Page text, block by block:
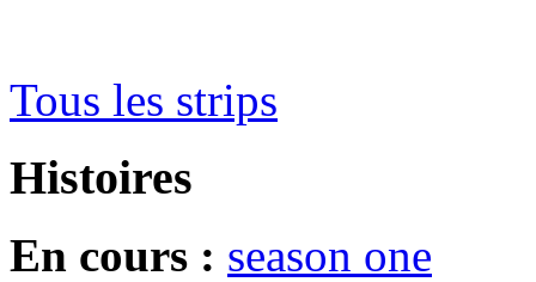
Tous les strips
Histoires
En cours : season one